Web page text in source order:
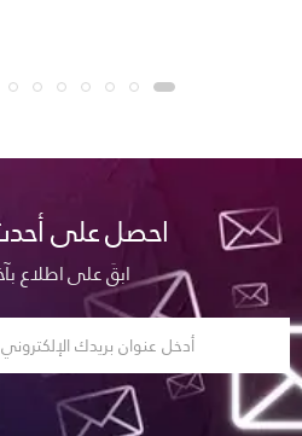
احصل على
ابقَ على اطلاع